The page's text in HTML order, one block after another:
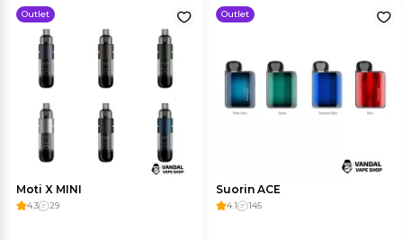
Outlet
Moti X MINI
4.3 29
Outlet
Suorin ACE
4.1 145